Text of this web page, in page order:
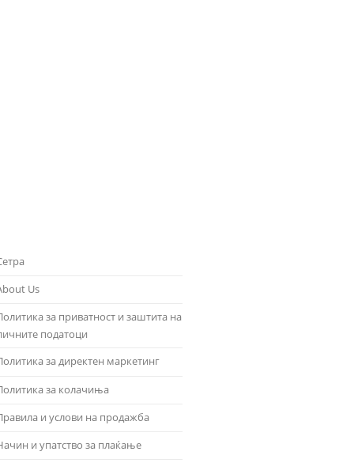
Us
за приватност и заштита на
податоци
за директен маркетинг
за колачиња
и услови на продажба
и упатство за плаќање